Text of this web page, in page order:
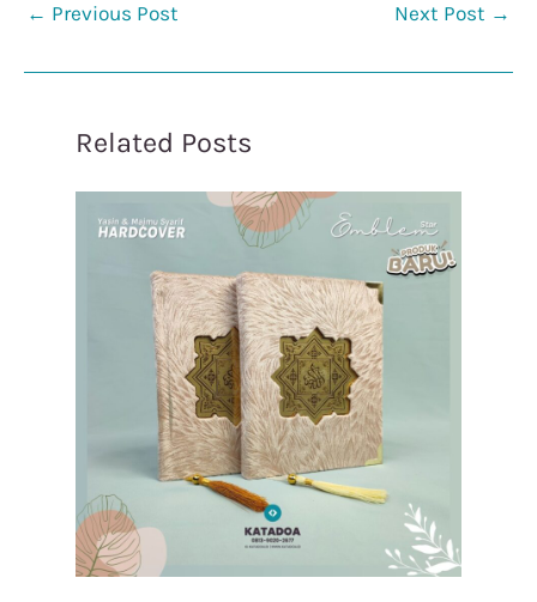
← Previous Post Next Post →
Related Posts